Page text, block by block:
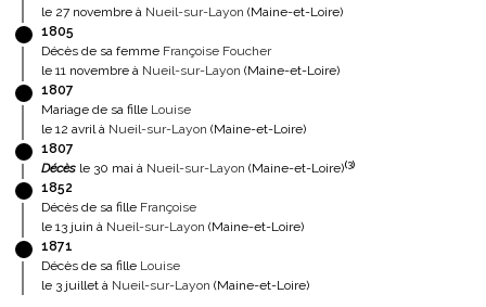
le 27 novembre à Nueil-sur-Layon (Maine-et-Loire)
1805
Décès de sa femme Françoise Foucher
le 11 novembre à Nueil-sur-Layon (Maine-et-Loire)
1807
Mariage de sa fille Louise
le 12 avril à Nueil-sur-Layon (Maine-et-Loire)
1807
Décès le 30 mai à Nueil-sur-Layon (Maine-et-Loire)(3)
1852
Décès de sa fille Françoise
le 13 juin à Nueil-sur-Layon (Maine-et-Loire)
1871
Décès de sa fille Louise
le 3 juillet à Nueil-sur-Layon (Maine-et-Loire)